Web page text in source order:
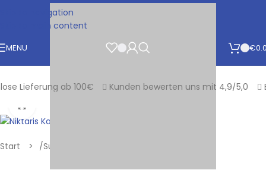
Skip to navigation
Skip to main content
MENU €
Lieferung ab 100€ Kunden bewerten uns mit 4,9/5,0
Start /Süß